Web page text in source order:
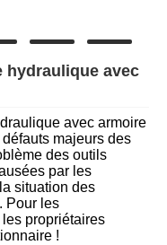
hydraulique avec
avec armoire
majeurs des
des outils
par les
situation des
Pour les
propriétaires
!